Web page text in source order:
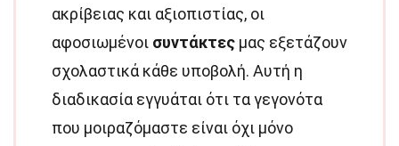
ακρίβειας και αξιοπιστίας, οι
αφοσιωμένοι συντάκτες μας εξετάζουν
σχολαστικά κάθε υποβολή. Αυτή η
διαδικασία εγγυάται ότι τα γεγονότα
που μοιραζόμαστε είναι όχι μόνο